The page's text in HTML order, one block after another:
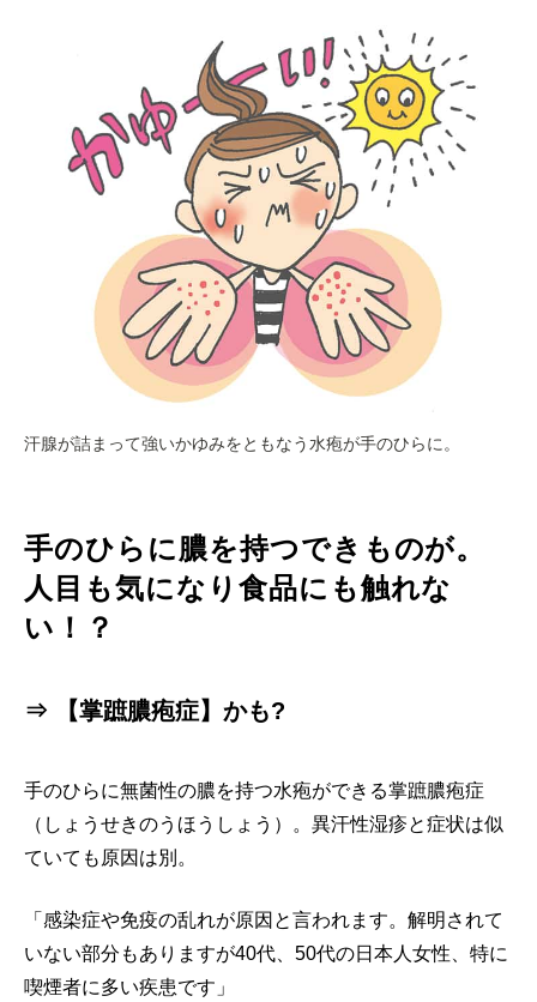
汗腺が詰まって強いかゆみをともなう水疱が手のひらに。
手のひらに膿を持つできものが。
人目も気になり食品にも触れな
い！？
⇒ 【掌蹠膿疱症】かも?
手のひらに無菌性の膿を持つ水疱ができる掌蹠膿疱症
（しょうせきのうほうしょう）。異汗性湿疹と症状は似
ていても原因は別。
「感染症や免疫の乱れが原因と言われます。解明されて
いない部分もありますが40代、50代の日本人女性、特に
喫煙者に多い疾患です」